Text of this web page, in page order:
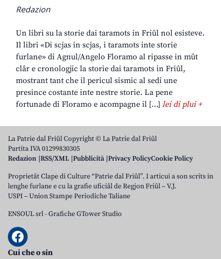
Redazion
Un libri su la storie dai taramots in Friûl nol esisteve.
Il libri «Di scjas in scjas, i taramots inte storie
furlane» di Agnul/Angelo Floramo al ripasse in mût
clâr e cronologjic la storie dai taramots in Friûl,
mostrant tant che il pericul sismic al sedi une
presince costante inte nestre storie. La pene
fortunade di Floramo e acompagne il […] lei di plui +
La Patrie dal Friûl Copyright © La Patrie dal Friûl
Partita IVA 01299830305
Redazion RSS/XML Pubblicità Privacy PolicyCookie Policy
Proprietât Clape di Culture “Patrie dal Friûl”. I articui a son scrits in
lenghe furlane e cu la grafie uficiâl de Regjon Friûl – V.J.
USPI – Union Stampe Periodiche Taliane
ENSOUL srl-Grafiche GTower Studio
Cui che o sin